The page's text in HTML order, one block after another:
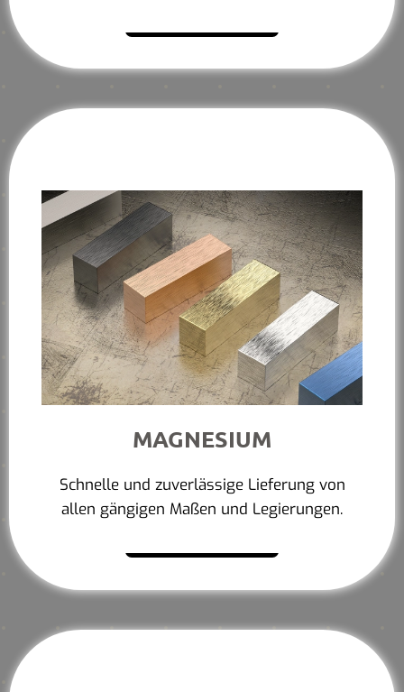
MAGNESIUM
Schnelle und zuverlässige Lieferung von
allen gängigen Maßen und Legierungen.